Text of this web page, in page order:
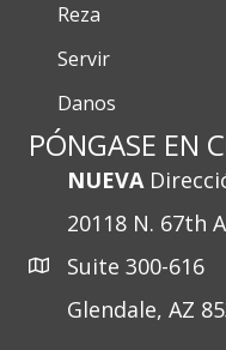
Reza
Servir
Danos
PÓNGASE EN
NUEVA
20118 N. 67th
Suite 300-616
Glendale, AZ